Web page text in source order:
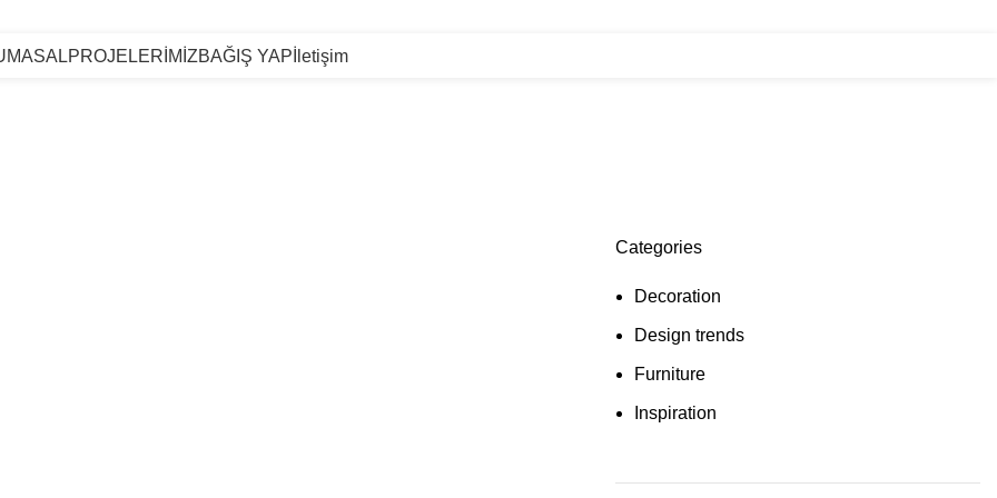
PROJELERİMİZBAĞIŞ YAP İletişim
Categories
Decoration
Design trends
Furniture
Inspiration